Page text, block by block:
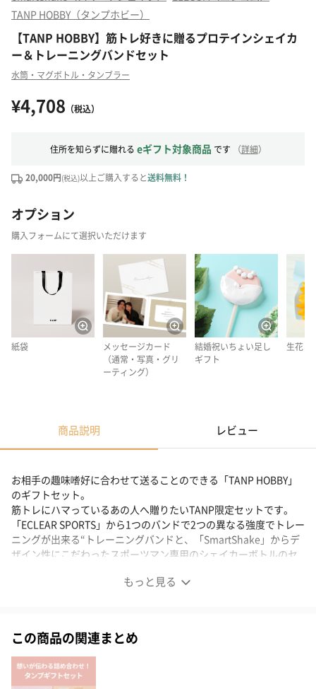
TANP HOBBY（タンプホビー）
【TANP HOBBY】筋トレ好きに贈るプロテインシェイカ
ー＆トレーニングバンドセット
水筒・マグボトル・タンブラー
¥4,708 （税込）
住所を知らずに贈れる eギフト対象商品 です （詳細）
20,000円(税込)以上ご購入すると送料無料！
オプション
購入フォームにて選択いただけます
紙袋
メッセージカード
（通常・写真・グリ
ーティング）
結婚祝いちょい足し
ギフト
生花
商品説明 レビュー
もっと見る
お相手の趣味嗜好に合わせて送ることのできる「TANP HOBBY」
のギフトセット。
筋トレにハマっているあの人へ贈りたいTANP限定セットです。
「ECLEAR SPORTS」から1つのバンドで2つの異なる強度でトレー
ニングが出来る“トレーニングバンドと、「SmartShake」からデ
ザイン性にこだわったスポーツマン専用のシェイカーボトルのセ
する【TANP HOBBY】がTANPに新登場。
この商品の関連まとめ